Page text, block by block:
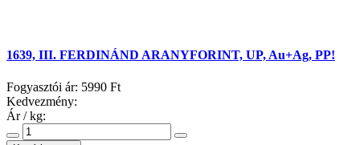
1639, III. FERDINÁND ARANYFORINT, UP, Au+Ag, PP!
Fogyasztói ár: 5990 Ft
Kedvezmény:
Ár / kg: